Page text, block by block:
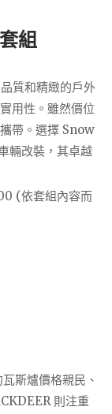
組
質和精緻的戶外
用性。雖然價位
帶。選擇 Snow
輛改裝，其卓越
(依套組內容而
斯爐價格親民、
則注重